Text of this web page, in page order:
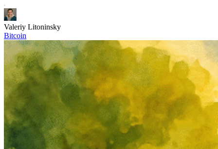
Valeriy Litoninsky
Bitcoin